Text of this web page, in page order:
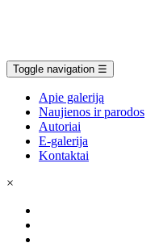
Toggle navigation ☰
Apie galeriją
Naujienos ir parodos
Autoriai
E-galerija
Kontaktai
×